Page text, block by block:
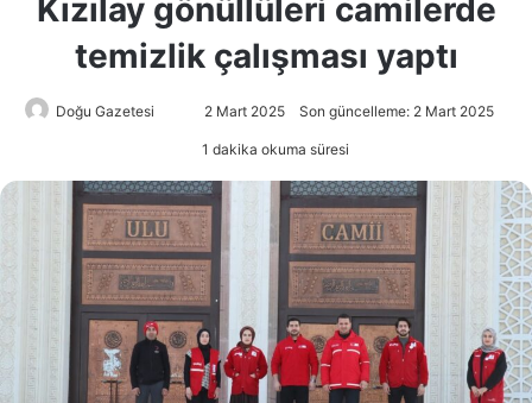
Kızılay gönüllüleri camilerde
temizlik çalışması yaptı
Doğu Gazetesi
göndermek
2 Mart 2025 Son güncelleme: 2 Mart 2025
1 dakika okuma süresi